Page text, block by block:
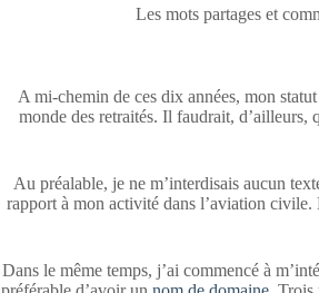
Les mots partages et
A mi-chemin de ces dix années, mon
monde des retraités. Il faudrait, d’ailleurs,
Au préalable, je ne m’interdisais aucun
rapport à mon activité dans l’aviation civile.
Dans le même temps, j’ai commencé à